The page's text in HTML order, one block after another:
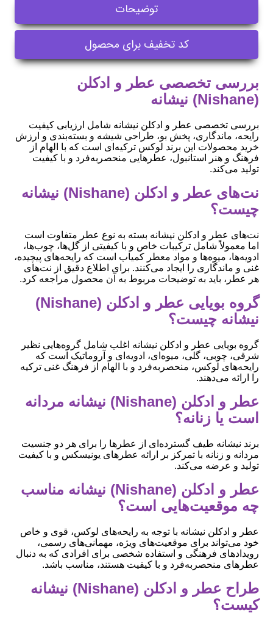
توضیحات
کد تخفیف برای محصول
بررسی تخصصی عطر و ادکلن
(Nishane) نیشانه
بررسی تخصصی عطر و ادکلن نیشانه شامل ارزیابی کیفیت
رایحه، ماندگاری، پخش بو، طراحی شیشه و بسته‌بندی و ارزش
خرید محصولات این برند لوکس ترکیه‌ای است که با الهام از
فرهنگ و هنر استانبول، عطرهایی منحصربه‌فرد و با کیفیت
تولید می‌کند.
نت‌های عطر و ادکلن (Nishane) نیشانه
چیست؟
نت‌های عطر و ادکلن نیشانه بسته به نوع عطر متفاوت است
اما معمولاً شامل ترکیبات خاص و با کیفیتی از گل‌ها، چوب‌ها،
ادویه‌ها، میوه‌ها و مواد معطر کمیاب است که رایحه‌های پیچیده،
غنی و ماندگاری را ایجاد می‌کنند. برای اطلاع دقیق از نت‌های
هر عطر، باید به توضیحات مربوط به آن محصول مراجعه کرد.
گروه بویایی عطر و ادکلن (Nishane)
نیشانه چیست؟
گروه بویایی عطر و ادکلن نیشانه اغلب شامل گروه‌هایی نظیر
شرقی، چوبی، گلی، میوه‌ای، ادویه‌ای و آروماتیک است که
رایحه‌های لوکس، منحصربه‌فرد و با الهام از فرهنگ غنی ترکیه
را ارائه می‌دهند.
عطر و ادکلن (Nishane) نیشانه مردانه
است یا زنانه؟
برند نیشانه طیف گسترده‌ای از عطرها را برای هر دو جنسیت
مردانه و زنانه با تمرکز بر ارائه عطرهای یونیسکس و با کیفیت
تولید و عرضه می‌کند.
عطر و ادکلن (Nishane) نیشانه مناسب
چه موقعیت‌هایی است؟
عطر و ادکلن نیشانه با توجه به رایحه‌های لوکس، قوی و خاص
خود می‌تواند برای موقعیت‌های ویژه، مهمانی‌های رسمی،
رویدادهای فرهنگی و استفاده شخصی برای افرادی که به دنبال
عطرهای منحصربه‌فرد و با کیفیت هستند، مناسب باشد.
طراح عطر و ادکلن (Nishane) نیشانه
کیست؟